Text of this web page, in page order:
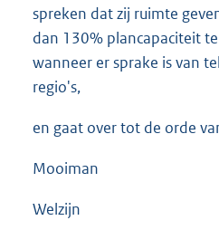
spreken dat zij ruimte
dan 130% plancapaciteit
wanneer er sprake is van
regio's,
en gaat over tot de orde
Mooiman
Welzijn